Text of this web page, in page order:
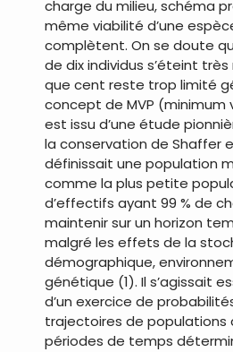
charge du milieu, schéma
même viabilité d’une
complètent. On se doute
de dix individus s’éteint
que cent reste trop limité
concept de MVP (minimum
est issu d’une étude
la conservation de Shaffer
définissait une population
comme la plus petite
d’effectifs ayant 99 % de
maintenir sur un horizon
malgré les effets de la
démographique,
génétique (1). Il s’agissait
d’un exercice de
trajectoires de populations
périodes de temps